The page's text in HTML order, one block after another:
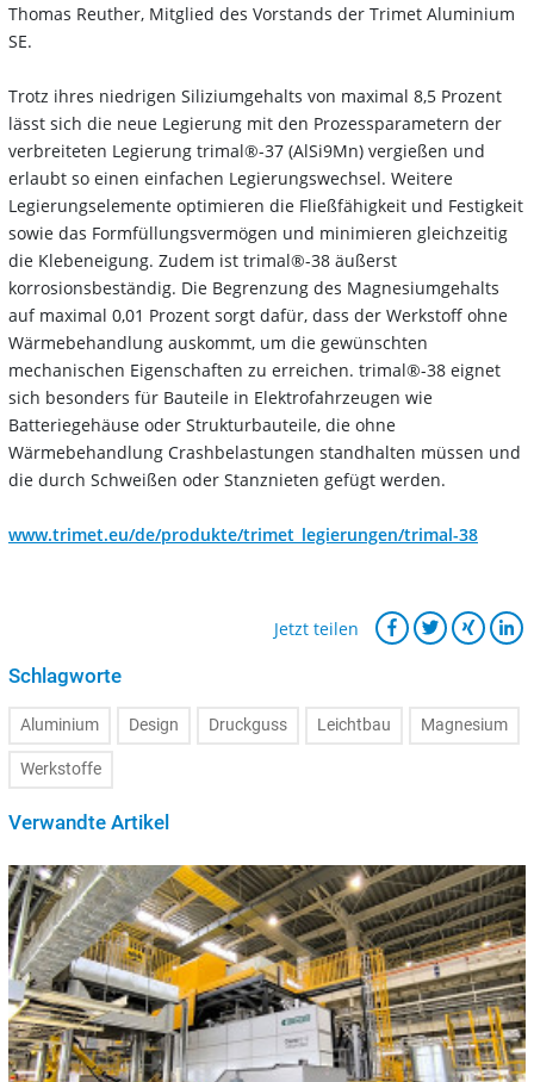
Thomas Reuther, Mitglied des Vorstands der Trimet Aluminium
SE.
Trotz ihres niedrigen Siliziumgehalts von maximal 8,5 Prozent
lässt sich die neue Legierung mit den Prozessparametern der
verbreiteten Legierung trimal®-37 (AlSi9Mn) vergießen und
erlaubt so einen einfachen Legierungswechsel. Weitere
Legierungselemente optimieren die Fließfähigkeit und Festigkeit
sowie das Formfüllungsvermögen und minimieren gleichzeitig
die Klebeneigung. Zudem ist trimal®-38 äußerst
korrosionsbeständig. Die Begrenzung des Magnesiumgehalts
auf maximal 0,01 Prozent sorgt dafür, dass der Werkstoff ohne
Wärmebehandlung auskommt, um die gewünschten
mechanischen Eigenschaften zu erreichen. trimal®-38 eignet
sich besonders für Bauteile in Elektrofahrzeugen wie
Batteriegehäuse oder Strukturbauteile, die ohne
Wärmebehandlung Crashbelastungen standhalten müssen und
die durch Schweißen oder Stanznieten gefügt werden.
www.trimet.eu/de/produkte/trimet_legierungen/trimal-38
Jetzt teilen
Schlagworte
Aluminium Design Druckguss Leichtbau Magnesium
Werkstoffe
Verwandte Artikel